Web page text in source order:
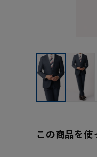
この商品を使